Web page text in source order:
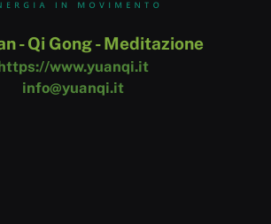
- Qi Gong - Meditazione
www.yuanqi.it
info@yuanqi.it